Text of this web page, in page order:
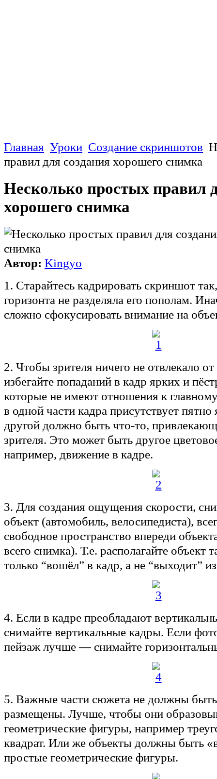
Главная Уроки Создание скриншотов
правил для создания хорошего снимка
Несколько простых правил
хорошего снимка
Автор: Kingyo
1. Старайтесь кадрировать скриншот
горизонта не разделяла его пополам.
сложно сфокусировать внимание на
2. Чтобы зрителя ничего не отвлекало
избегайте попаданий в кадр ярких и
которые не имеют отношения к
в одной части кадра присутствует пятно
другой должно быть что-то,
зрителя. Это может быть другое
например, движение в кадре.
3. Для создания ощущения скорости,
объект (автомобиль, велосипедиста),
свободное пространство впереди
всего снимка). Т.е. располагайте объект
только “вошёл” в кадр, а не “выходит”
4. Если в кадре преобладают
снимайте вертикальные кадры. Если
пейзаж лучше — снимайте
5. Важные части сюжета не должны
размещены. Лучше, чтобы они
геометрические фигуры, например
квадрат. Или же объекты должны быть
простые геометрические фигуры.